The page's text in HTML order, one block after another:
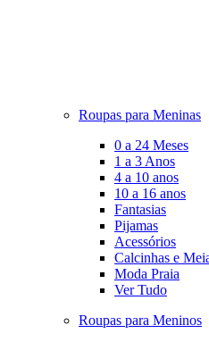
Roupas para Meninas
0 a 24 Meses
1 a 3 Anos
4 a 10 anos
10 a 16 anos
Fantasias
Pijamas
Acessórios
Calcinhas e
Moda Praia
Ver Tudo
Roupas para Meninos